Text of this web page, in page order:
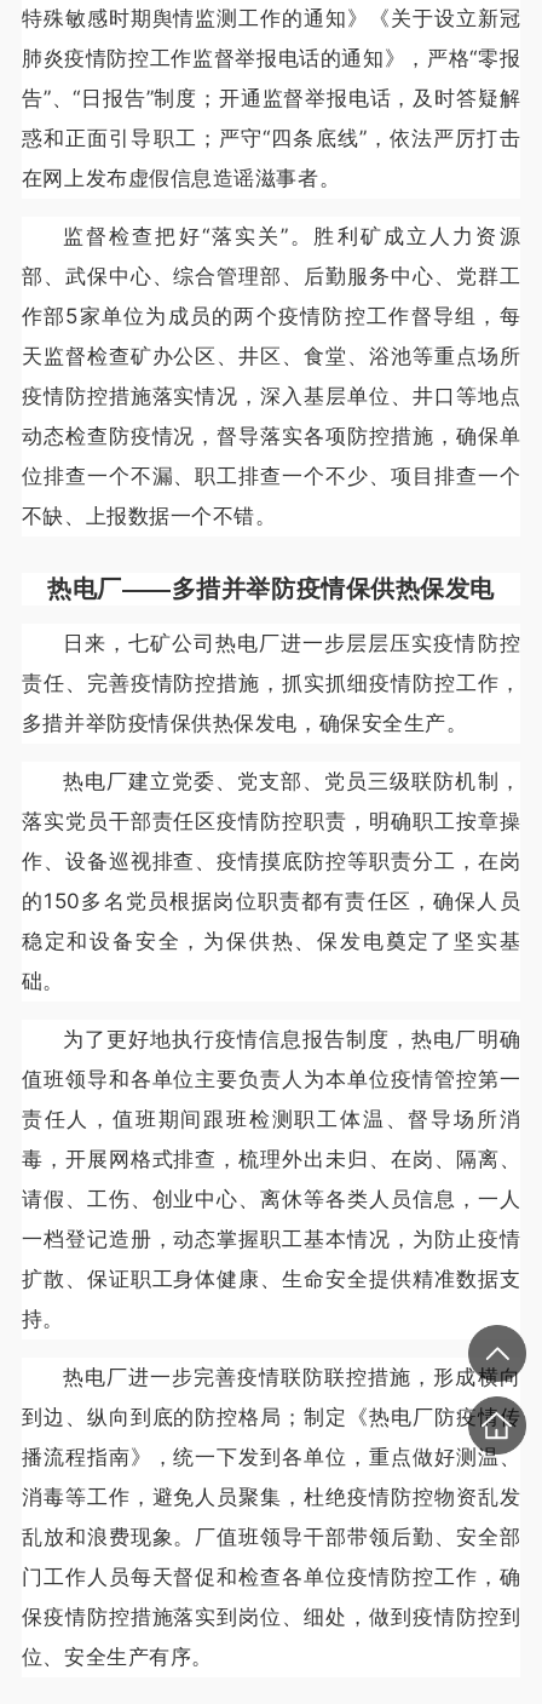
特殊敏感时期舆情监测工作的通知》《关于设立新冠
肺炎疫情防控工作监督举报电话的通知》，严格“零报
告”、“日报告”制度；开通监督举报电话，及时答疑解
惑和正面引导职工；严守“四条底线”，依法严厉打击
在网上发布虚假信息造谣滋事者。
监督检查把好“落实关”。胜利矿成立人力资源
部、武保中心、综合管理部、后勤服务中心、党群工
作部5家单位为成员的两个疫情防控工作督导组，每
天监督检查矿办公区、井区、食堂、浴池等重点场所
疫情防控措施落实情况，深入基层单位、井口等地点
动态检查防疫情况，督导落实各项防控措施，确保单
位排查一个不漏、职工排查一个不少、项目排查一个
不缺、上报数据一个不错。
热电厂——多措并举防疫情保供热保发电
日来，七矿公司热电厂进一步层层压实疫情防控
责任、完善疫情防控措施，抓实抓细疫情防控工作，
多措并举防疫情保供热保发电，确保安全生产。
热电厂建立党委、党支部、党员三级联防机制，
落实党员干部责任区疫情防控职责，明确职工按章操
作、设备巡视排查、疫情摸底防控等职责分工，在岗
的150多名党员根据岗位职责都有责任区，确保人员
稳定和设备安全，为保供热、保发电奠定了坚实基
础。
为了更好地执行疫情信息报告制度，热电厂明确
值班领导和各单位主要负责人为本单位疫情管控第一
责任人，值班期间跟班检测职工体温、督导场所消
毒，开展网格式排查，梳理外出未归、在岗、隔离、
请假、工伤、创业中心、离休等各类人员信息，一人
一档登记造册，动态掌握职工基本情况，为防止疫情
扩散、保证职工身体健康、生命安全提供精准数据支
持。
热电厂进一步完善疫情联防联控措施，形成横向
到边、纵向到底的防控格局；制定《热电厂防疫情传
播流程指南》，统一下发到各单位，重点做好测温、
消毒等工作，避免人员聚集，杜绝疫情防控物资乱发
乱放和浪费现象。厂值班领导干部带领后勤、安全部
门工作人员每天督促和检查各单位疫情防控工作，确
保疫情防控措施落实到岗位、细处，做到疫情防控到
位、安全生产有序。